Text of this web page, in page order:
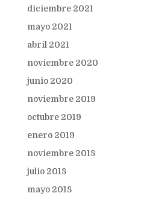
diciembre 2021
mayo 2021
abril 2021
noviembre 2020
junio 2020
noviembre 2019
octubre 2019
enero 2019
noviembre 2018
julio 2018
mayo 2018